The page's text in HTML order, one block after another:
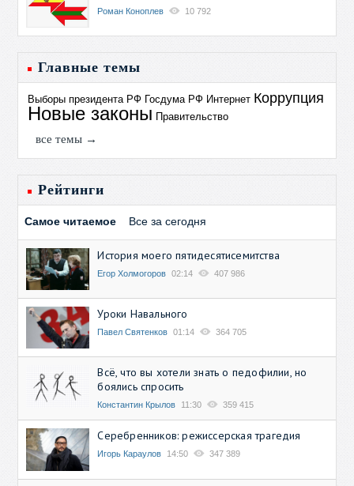
Роман Коноплев 10 792
Главные темы
Выборы президента РФ Госдума РФ Интернет Коррупция
Новые законы Правительство
все темы →
Рейтинги
Самое читаемое Все за сегодня
История моего пятидесятисемитства
Егор Холмогоров 02:14 407 986
Уроки Навального
Павел Святенков 01:14 364 705
Всё, что вы хотели знать о педофилии, но
боялись спросить
Константин Крылов 11:30 359 415
Серебренников: режиссерская трагедия
Игорь Караулов 14:50 347 389